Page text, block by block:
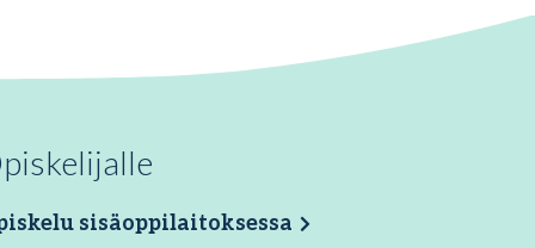
sisäoppilaitoksessa